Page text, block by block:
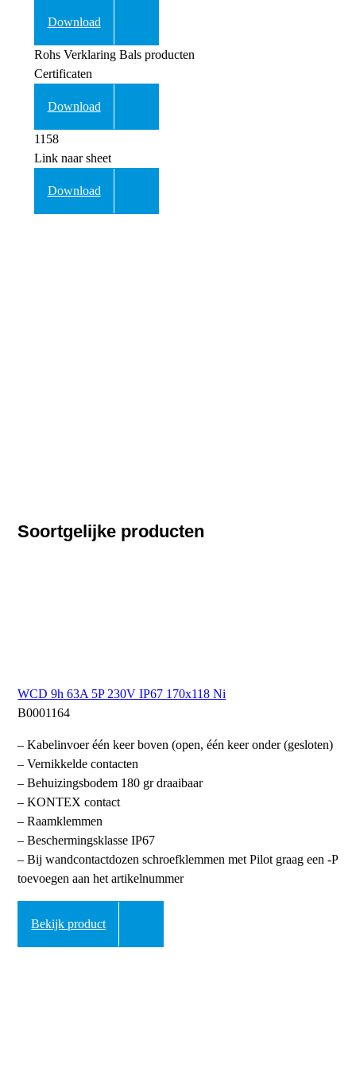
Download
Rohs Verklaring Bals producten
Certificaten
Download
1158
Link naar sheet
Download
Soortgelijke producten
WCD 9h 63A 5P 230V IP67 170x118 Ni
B0001164
– Kabelinvoer één keer boven (open, één keer onder (gesloten)
– Vernikkelde contacten
– Behuizingsbodem 180 gr draaibaar
– KONTEX contact
– Raamklemmen
– Beschermingsklasse IP67
– Bij wandcontactdozen schroefklemmen met Pilot graag een -P
toevoegen aan het artikelnummer
Bekijk product